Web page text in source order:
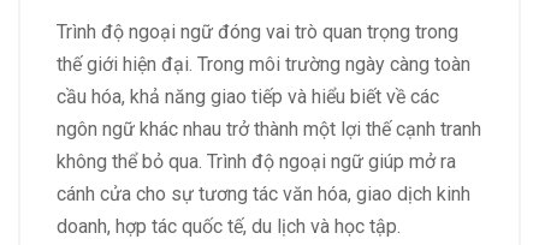
Trình độ ngoại ngữ đóng vai trò quan trọng trong
thế giới hiện đại. Trong môi trường ngày càng toàn
cầu hóa, khả năng giao tiếp và hiểu biết về các
ngôn ngữ khác nhau trở thành một lợi thế cạnh tranh
không thể bỏ qua. Trình độ ngoại ngữ giúp mở ra
cánh cửa cho sự tương tác văn hóa, giao dịch kinh
doanh, hợp tác quốc tế, du lịch và học tập.